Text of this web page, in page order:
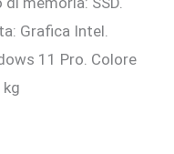
Grafica Intel.
11 Pro. Colore